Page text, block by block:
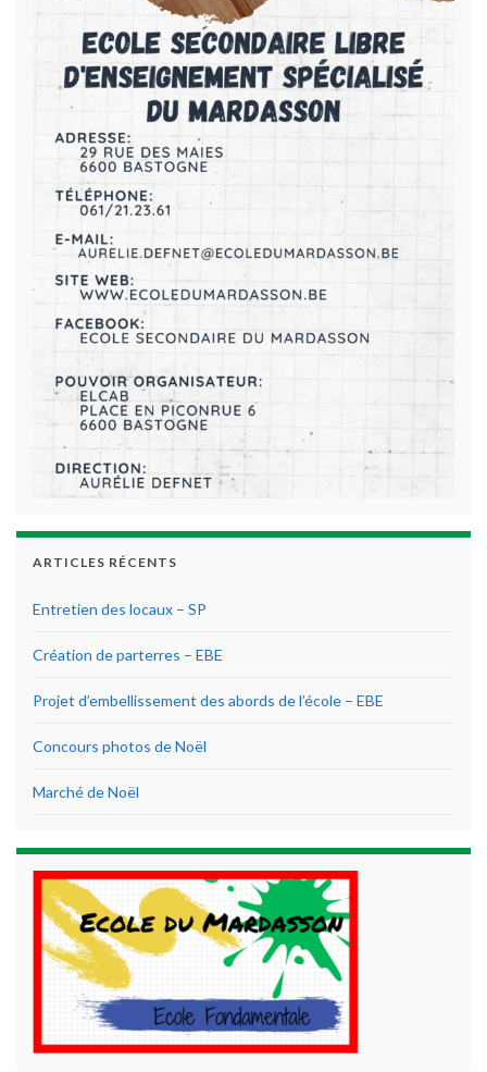
ARTICLES RÉCENTS
Entretien des locaux – SP
Création de parterres – EBE
Projet d’embellissement des abords de l’école – EBE
Concours photos de Noël
Marché de Noël